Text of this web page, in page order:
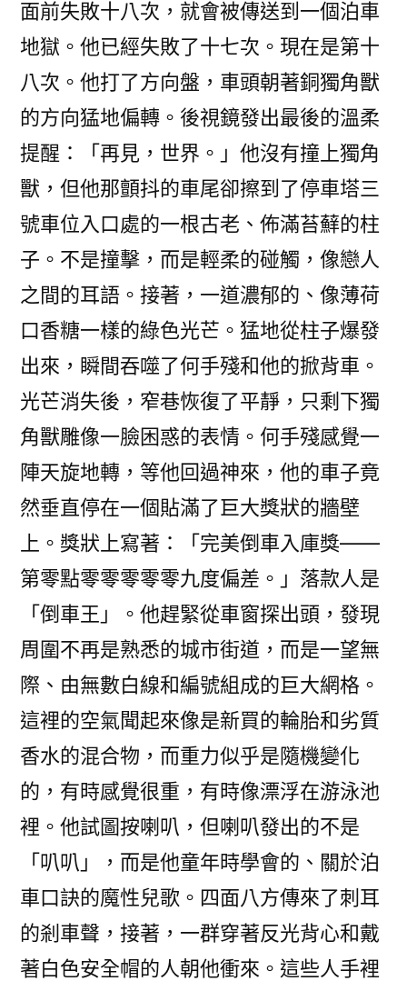
面前失敗十八次，就會被傳送到一個泊車
地獄。他已經失敗了十七次。現在是第十
八次。他打了方向盤，車頭朝著銅獨角獸
的方向猛地偏轉。後視鏡發出最後的溫柔
提醒：「再見，世界。」他沒有撞上獨角
獸，但他那顫抖的車尾卻擦到了停車塔三
號車位入口處的一根古老、佈滿苔蘚的柱
子。不是撞擊，而是輕柔的碰觸，像戀人
之間的耳語。接著，一道濃郁的、像薄荷
口香糖一樣的綠色光芒。猛地從柱子爆發
出來，瞬間吞噬了何手殘和他的掀背車。
光芒消失後，窄巷恢復了平靜，只剩下獨
角獸雕像一臉困惑的表情。何手殘感覺一
陣天旋地轉，等他回過神來，他的車子竟
然垂直停在一個貼滿了巨大獎狀的牆壁
上。獎狀上寫著：「完美倒車入庫獎——
第零點零零零零零九度偏差。」落款人是
「倒車王」。他趕緊從車窗探出頭，發現
周圍不再是熟悉的城市街道，而是一望無
際、由無數白線和編號組成的巨大網格。
這裡的空氣聞起來像是新買的輪胎和劣質
香水的混合物，而重力似乎是隨機變化
的，有時感覺很重，有時像漂浮在游泳池
裡。他試圖按喇叭，但喇叭發出的不是
「叭叭」，而是他童年時學會的、關於泊
車口訣的魔性兒歌。四面八方傳來了刺耳
的剎車聲，接著，一群穿著反光背心和戴
著白色安全帽的人朝他衝來。這些人手裡